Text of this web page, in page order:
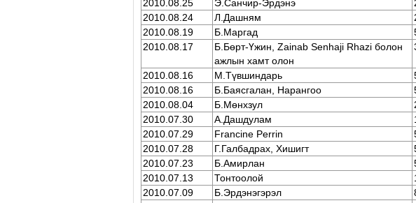
2010.08.25
Э.Санчир-Эрдэнэ
2010.08.24
Л.Дашням
2010.08.19
Б.Маргад
2010.08.17
Б.Бөрт-Үжин, Zainab Senhaji Rhazi болон
ажлын хамт олон
2010.08.16 М.Түвшиндарь
2010.08.16
Б.Баясгалан, Нарангоо
2010.08.04
Б.Мөнхзул
2010.07.30
А.Дашдулам
2010.07.29
Francine Perrin
2010.07.28
Г.Галбадрах, Хишигт
2010.07.23
Б.Амирлан
2010.07.13
Тонтоолой
2010.07.09
Б.Эрдэнэгэрэл